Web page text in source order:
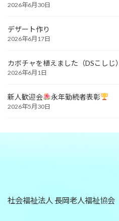
2026年6月30日
デザート作り
2026年6月17日
カボチャを植えました（DSこしじ）
2026年6月1日
新人歓迎会 永年勤続者表彰
2026年5月30日
社会福祉法人 長岡老人福祉協会